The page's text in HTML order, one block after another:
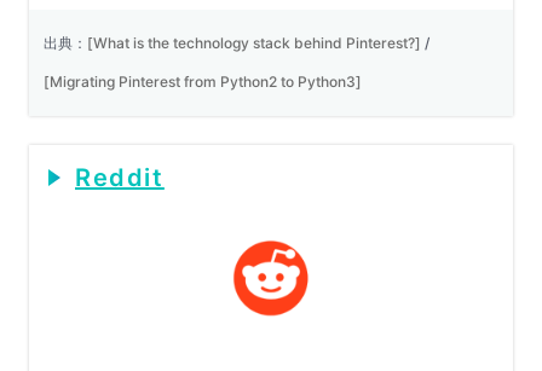
出典： [What is the technology stack behind Pinterest?] /
[Migrating Pinterest from Python2 to Python3]
Reddit